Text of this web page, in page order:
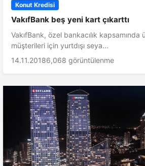
Konut Kredisi
VakıfBank beş yeni kart çıkarttı
VakıfBank, özel bankacılık kapsamında
müşterileri için yurtdışı seya...
14.11.20186,068 görüntülenme